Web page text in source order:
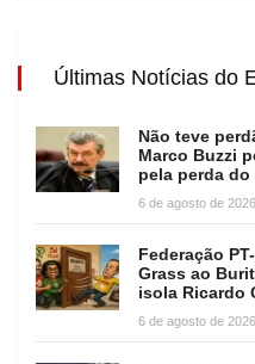
Últimas Notícias do
Não teve
Marco Buzzi
pela perda do
6 de agosto de 2026
Federação
Grass ao
isola Ricardo
6 de agosto de 2026